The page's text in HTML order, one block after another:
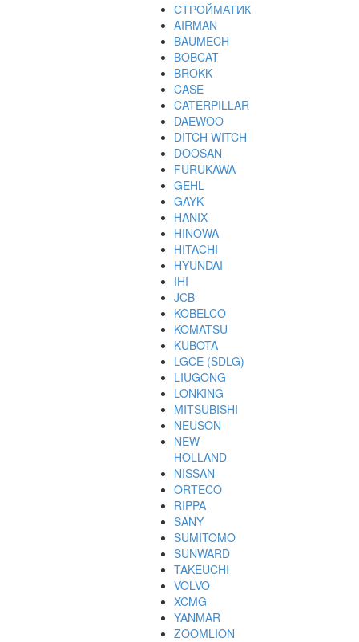
СТРОЙМАТИК
AIRMAN
BAUMECH
BOBCAT
BROKK
CASE
CATERPILLAR
DAEWOO
DITCH WITCH
DOOSAN
FURUKAWA
GEHL
GAYK
HANIX
HINOWA
HITACHI
HYUNDAI
IHI
JCB
KOBELCO
KOMATSU
KUBOTA
LGCE (SDLG)
LIUGONG
LONKING
MITSUBISHI
NEUSON
NEW
HOLLAND
NISSAN
ORTECO
RIPPA
SANY
SUMITOMO
SUNWARD
TAKEUCHI
VOLVO
XCMG
YANMAR
ZOOMLION